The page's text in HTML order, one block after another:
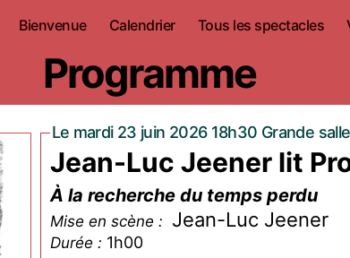
Bienvenue Calendrier Tous les spectacles
Programme
Le mardi 23 juin 2026 18h30 Grande salle
Jean-Luc Jeener lit
À la recherche du temps perdu
Mise en scène : Jean-Luc Jeener
Durée : 1h00